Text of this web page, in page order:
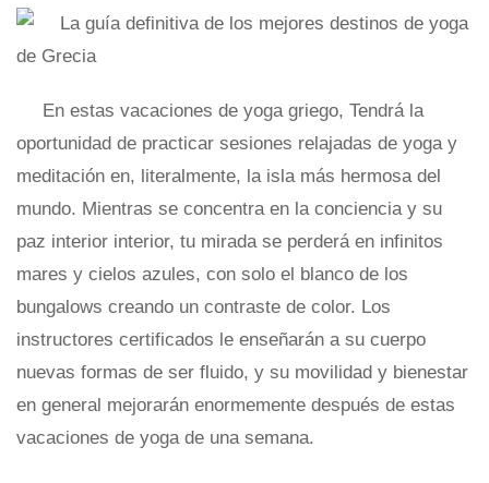
En estas vacaciones de yoga griego, Tendrá la
oportunidad de practicar sesiones relajadas de yoga y
meditación en, literalmente, la isla más hermosa del
mundo. Mientras se concentra en la conciencia y su
paz interior interior, tu mirada se perderá en infinitos
mares y cielos azules, con solo el blanco de los
bungalows creando un contraste de color. Los
instructores certificados le enseñarán a su cuerpo
nuevas formas de ser fluido, y su movilidad y bienestar
en general mejorarán enormemente después de estas
vacaciones de yoga de una semana.